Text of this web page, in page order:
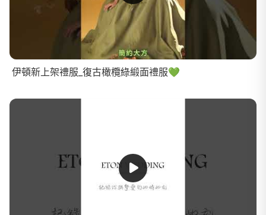
伊頓新上架禮服_復古橄欖綠緞面禮服💚